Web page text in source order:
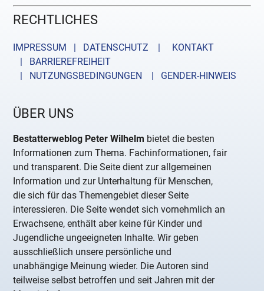
RECHTLICHES
IMPRESSUM | DATENSCHUTZ |
KONTAKT
| BARRIEREFREIHEIT
| NUTZUNGSBEDINGUNGEN
| GENDER-HINWEIS
ÜBER UNS
Bestatterweblog Peter Wilhelm bietet die besten
Informationen zum Thema. Fachinformationen, fair
und transparent. Die Seite dient zur allgemeinen
Information und zur Unterhaltung für Menschen,
die sich für das Themengebiet dieser Seite
interessieren. Die Seite wendet sich vornehmlich an
Erwachsene, enthält aber keine für Kinder und
Jugendliche ungeeigneten Inhalte. Wir geben
ausschließlich unsere persönliche und
unabhängige Meinung wieder. Die Autoren sind
teilweise selbst betroffen und seit Jahren mit der